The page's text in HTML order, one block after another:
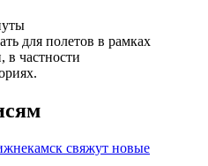
для полетов в рамках
частности
свяжут новые